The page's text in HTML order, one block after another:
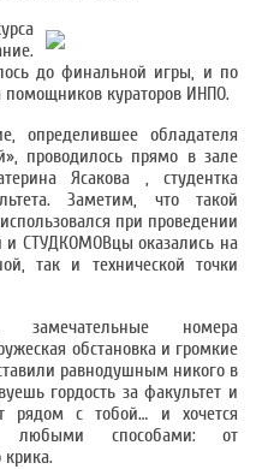
до финальной игры, и по
кураторов ИНПО.
определившее обладателя
проводилось прямо в зале
Ясакова , студентка
Заметим, что такой
при проведении
и СТУДКОМОВцы оказались на
так и технической точки
замечательные номера
обстановка и громкие
равнодушным никого в
гордость за факультет и
рядом с тобой… и хочется
любыми способами: от